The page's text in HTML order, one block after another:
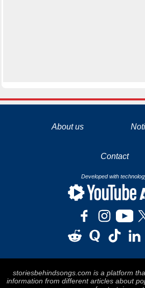
About us
Contact
Developed with
storiesbehindsongs.com is a platform
information from different articles about